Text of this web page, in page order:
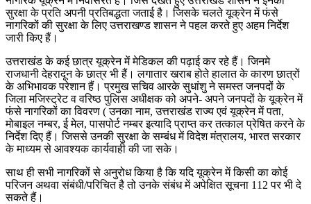
सुरक्षा के प्रति अपनी प्रतिबद्धता जताई है। जिसके चलते यूक्रेन में फंसे
नागरिकों की सुरक्षा के लिए उत्तराखण्ड शासन ने पहल करते हुए अहम निर्देश
जारी किए हैं।
उत्तराखंड के कई छात्र यूक्रेन में मेडिकल की पढ़ाई कर रहे हैं। जिनमे
राजधानी देहरादून के छात्र भी हैं। लगातार खराब होते हालात के कारण छात्रों
के अभिभावक परेशान हैं। प्रमुख सचिव आरके सुधांशु ने समस्त जनपदों के
जिला मजिस्ट्रेट व वरिष्ठ पुलिस अधीक्षक को अपने- अपने जनपदों के यूक्रेन में
फंसे नागरिकों का विवरण ( उनका नाम, उत्तराखंड राज्य एवं यूक्रेन में पता,
मोबाइल नम्बर, ई मेल, पासपोर्ट नम्बर इत्यादि प्राप्त कर तत्काल प्रेषित करने के
निर्देश दिए हैं। जिससे उनकी सुरक्षा के सम्बंध में विदेश मंत्रालय, भारत सरकार
के माध्यम से आवश्यक कार्यवाही की जा सके।
साथ ही सभी नागरिकों से अनुरोध किया है कि यदि यूक्रेन में किसी का कोई
परिजन अथवा संबंधी/परिचित है तो उनके संबंध में अपेक्षित सूचना 112 पर भी दे
सकते हैं।